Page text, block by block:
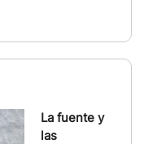
La fuente y
las